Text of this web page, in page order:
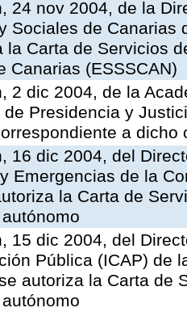
24 nov 2004, de la
Sociales de Canarias
la Carta de Servicios
Canarias (ESSSCAN)
2 dic 2004, de la
Presidencia y
a dicho
16 dic 2004, del
Emergencias de la
la Carta de
15 dic 2004, del
Pública (ICAP) de
autoriza la Carta de